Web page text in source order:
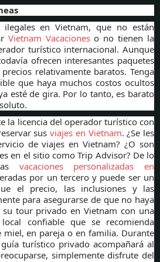
en Vietnam, que no están
Vietnam Vacacioneso no tienen la
turístico internacional. Aunque
ofrecen interesantes paquetes
relativamente baratos. Tenga
que haya muchos costos ocultos
esté de gira. Por lo tanto, es barato
la licencia del operador turístico con
sus viajes en Vietnam. ¿Se les
de viajes en Vietnam? ¿O son
en el sitio como Trip Advisor? De lo
vacaciones personalizadas en
por un tercero y puede ser un
el precio, las inclusiones y las
para asegurarse de que no haya
su tour privado en Vietnam con una
confiable que se recomienda
miel, en pareja o en familia. Durante
turístico privado acompañará al
simplemente disfrute del